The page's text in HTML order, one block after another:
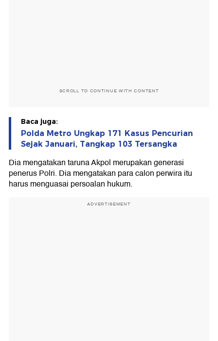
SCROLL TO CONTINUE WITH CONTENT
Baca juga:
Polda Metro Ungkap 171 Kasus Pencurian
Sejak Januari, Tangkap 103 Tersangka
Dia mengatakan taruna Akpol merupakan generasi
penerus Polri. Dia mengatakan para calon perwira itu
harus menguasai persoalan hukum.
ADVERTISEMENT